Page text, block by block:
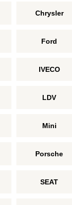
Chrysler
Ford
IVECO
LDV
Mini
Porsche
SEAT